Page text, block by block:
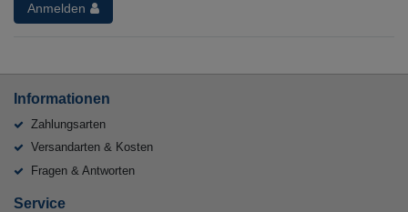
Anmelden
Informationen
Zahlungsarten
Versandarten & Kosten
Fragen & Antworten
Service